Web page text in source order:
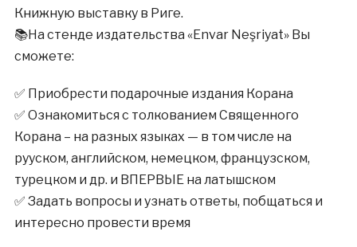
Книжную выставку в Риге.
📚На стенде издательства «Envar Neşriyat» Вы
сможете:
✅ Приобрести подарочные издания Корана
✅ Ознакомиться с толкованием Священного
Корана – на разных языках — в том числе на
рууском, английском, немецком, французском,
турецком и др. и ВПЕРВЫЕ на латышском
✅ Задать вопросы и узнать ответы, побщаться и
интересно провести время